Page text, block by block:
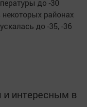
до -30
некоторых районах
до -35, -36
интересным в